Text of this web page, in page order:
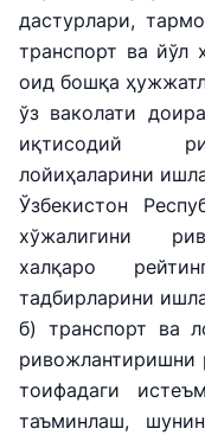
дастурлари,
транспорт ва йўл
оид бошқа
ўз ваколати
иқтисодий
лойиҳаларини
Ўзбекистон
хўжалигини
халқаро
тадбирларини
б) транспорт ва
ривожлантиришни
тоифадаги
таъминлаш,